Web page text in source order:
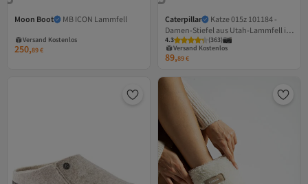
Moon Boot MB ICON Lammfell
Versand Kostenlos
Versand Kostenlos
250,89€
Caterpillar
Katze 015z 101184 -
Damen-Stiefel aus Utah-Lammfell in
Zimtfarbe
4.3 (363)
Versand Kostenlos
Gratis Versand
Versand Kostenlos
89,89€